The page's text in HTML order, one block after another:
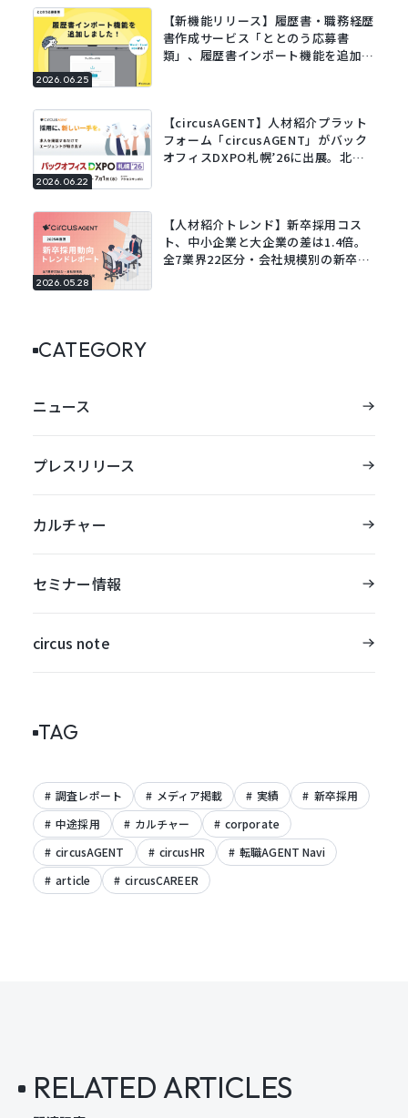
2026.06.25
【新機能リリース】履歴書・職務経歴
書作成サービス「ととのう応募書
類」、履歴書インポート機能を追加。
2026.06.22
【circusAGENT】人材紹介プラット
フォーム「circusAGENT」がバック
オフィスDXPO札幌’26に出展。北海
2026.05.28
【人材紹介トレンド】新卒採用コス
ト、中小企業と大企業の差は1.4倍。
全7業界22区分・会社規模別の新卒採
CATEGORY
ニュース
プレスリリース
カルチャー
セミナー情報
circus note
TAG
調査レポート メディア掲載 実績
新卒採用
中途採用
カルチャー
corporate
circusAGENT
circusHR
転職AGENT Navi
article
circusCAREER
RELATED ARTICLES